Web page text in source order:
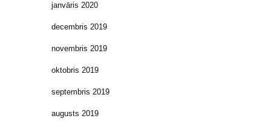
janvāris 2020
decembris 2019
novembris 2019
oktobris 2019
septembris 2019
augusts 2019